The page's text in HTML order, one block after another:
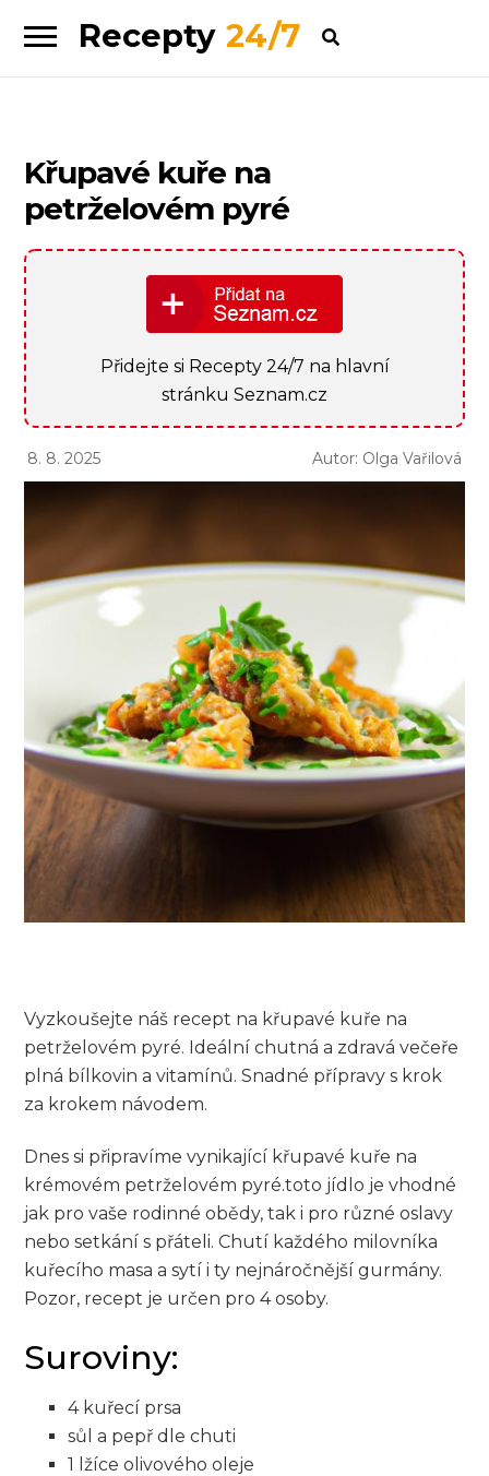
Skip
to
Skip
to
Recepty 24/7
Křupavé kuře na
petrželovém pyré
Přidejte si Recepty 24/7 na hlavní
stránku Seznam.cz
8. 8. 2025 Autor: Olga Vařilová
Vyzkoušejte náš⁤ recept na křupavé kuře na
petrželovém⁤ pyré. Ideální chutná⁤ a zdravá ‍večeře
plná ‌bílkovin​ a‌ vitamínů. Snadné přípravy s krok
za krokem návodem.
Dnes si připravíme vynikající⁢ křupavé kuře na
krémovém petrželovém pyré.toto jídlo je vhodné
jak pro vaše rodinné obědy, tak ​i pro různé oslavy
nebo setkání s ⁢přáteli. Chutí každého ‌milovníka
kuřecího masa a sytí ⁢i ty nejnáročnější gurmány.
Pozor, recept je‍ určen pro ⁢4 osoby.
Suroviny:
4 kuřecí prsa
sůl a pepř ‍dle chuti
1‍ lžíce ‍olivového oleje